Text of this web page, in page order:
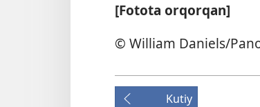
[Fotota orqorqan]
© William Daniels/
Kutiy